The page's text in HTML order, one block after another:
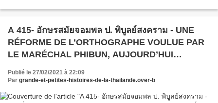
A 415- อักษรสมัยจอมพล ป. พิบูลย์สงคราม - UNE
RÉFORME DE L’ORTHOGRAPHE VOULUE PAR
LE MARÉCHAL PHIBUN, AUJOURD’HUI
OUBLIÉE.
Publié le 27/02/2021 à 22:09
Par grande-et-petites-histoires-de-la-thailande.over-b